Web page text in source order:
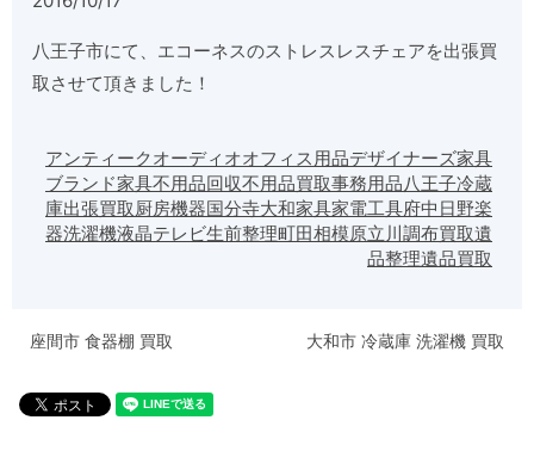
八王子市にて、エコーネスのストレスレスチェアを出張買
取させて頂きました！
アンティークオーディオオフィス用品デザイナーズ家具
ブランド家具不用品回収不用品買取事務用品八王子冷蔵
庫出張買取 厨房機器国分寺大和家具家電工具府中 日野楽
器洗濯機液晶テレビ生前整理町田相模原立川調布買取遺
品整理遺品買取
座間市 食器棚 買取 大和市 冷蔵庫 洗濯機 買取